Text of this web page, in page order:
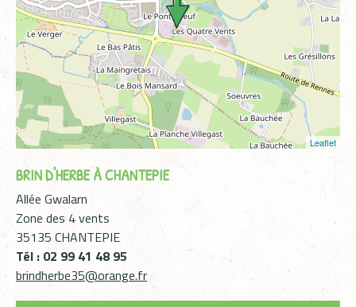
Leaflet
BRIN D'HERBE À CHANTEPIE
Allée Gwalarn
Zone des 4 vents
35135 CHANTEPIE
Tél : 02 99 41 48 95
brindherbe35@orange.fr